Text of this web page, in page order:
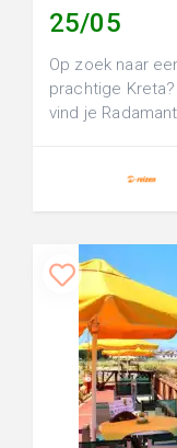
25/05
Op zoek naar
prachtige
vind je